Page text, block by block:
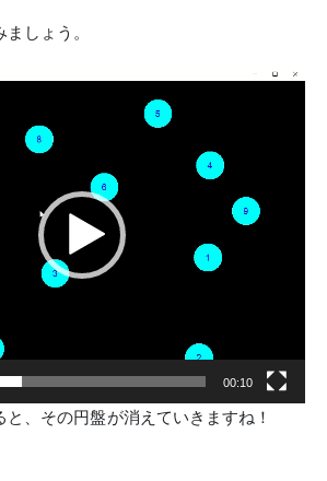
しょう。
00:10
と、その円盤が消えていきますね！